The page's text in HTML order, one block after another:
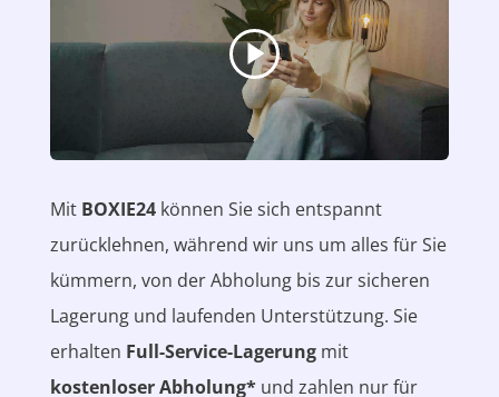
Mit BOXIE24können Sie sich entspannt
zurücklehnen, während wir uns um alles für Sie
kümmern, von der Abholung bis zur sicheren
Lagerung und laufenden Unterstützung. Sie
erhalten Full-Service-Lagerungmit
kostenloser Abholung*und zahlen nur für